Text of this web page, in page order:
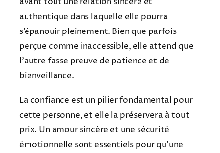
authentique dans laquelle elle pourra
s’épanouir pleinement. Bien que parfois
perçue comme inaccessible, elle attend que
l’autre fasse preuve de patience et de
bienveillance.
La confiance est un pilier fondamental pour
cette personne, et elle la préservera à tout
prix. Un amour sincère et une sécurité
émotionnelle sont essentiels pour qu’une